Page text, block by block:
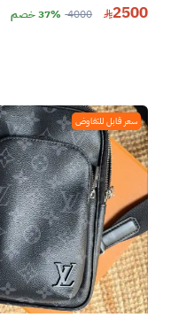
2500
4000 37% خصم
سعر قابل للتفاوض